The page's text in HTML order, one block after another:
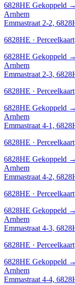
6828HE Gekoppeld →
Arnhem
Emmastraat 2-2,
6828HE · Perceelkaart
6828HE Gekoppeld →
Arnhem
Emmastraat 2-3,
6828HE · Perceelkaart
6828HE Gekoppeld →
Arnhem
Emmastraat 4-1,
6828HE · Perceelkaart
6828HE Gekoppeld →
Arnhem
Emmastraat 4-2,
6828HE · Perceelkaart
6828HE Gekoppeld →
Arnhem
Emmastraat 4-3,
6828HE · Perceelkaart
6828HE Gekoppeld →
Arnhem
Emmastraat 4-4,